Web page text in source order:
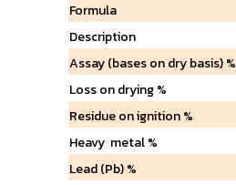
Formula
Description
Assay (bases on dry basis) %
Loss on drying %
Residue on ignition %
Heavy metal %
Lead (Pb) %